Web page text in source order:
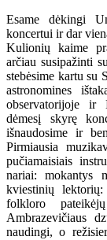
Esame dėkingi
koncertui ir dar
Kulionių kaime
arčiau susipažinti
stebėsime kartu su
astronomines
observatorijoje ir
dėmesį skyrę
išnaudosime ir
Pirmiausia
pučiamaisiais
nariai: mokantys
kviestinių
folkloro
Ambrazevičiaus
naudingi, o